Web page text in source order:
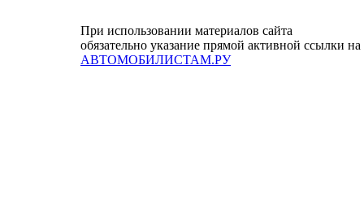
При использовании материалов сайта
обязательно указание прямой активной ссылки на
АВТОМОБИЛИСТАМ.РУ